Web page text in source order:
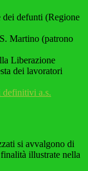
dei defunti (Regione
Martino (patrono
Liberazione
dei lavoratori
definitivi a.s.
si avvalgono di
illustrate nella